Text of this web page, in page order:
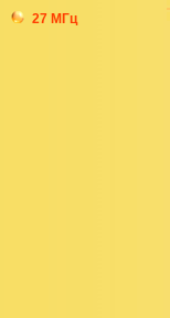
27 МГц